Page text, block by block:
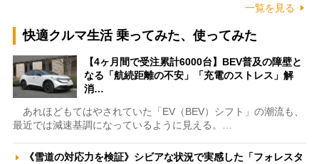
一覧を見る
快適クルマ生活 乗ってみた、使ってみた
【4ヶ月間で受注累計6000台】BEV普及の障壁と
なる「航続距離の不安」「充電のストレス」解
消…
あれほどもてはやされていた「EV（BEV）シフト」の潮流も、
最近では減速基調になっているように見える。…
《雪道の対応力を検証》シビアな状況で実感した「フォレスタ